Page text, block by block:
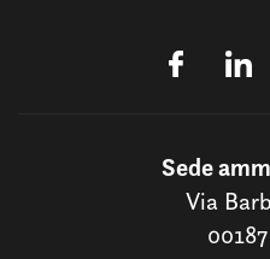
Sede
Via